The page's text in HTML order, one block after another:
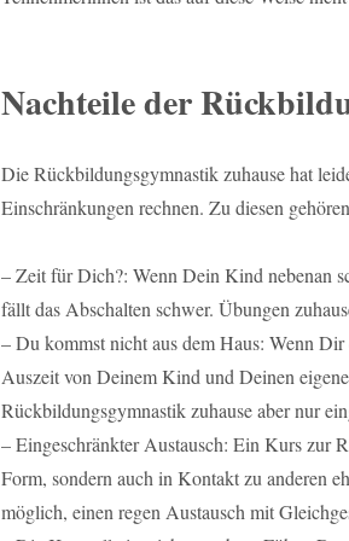
Nachteile der
Die Rückbildungsgymnastik zuhause hat
Einschränkungen rechnen. Zu diesen
– Zeit für Dich?: Wenn Dein Kind nebenan
fällt das Abschalten schwer. Übungen
– Du kommst nicht aus dem Haus: Wenn
Auszeit von Deinem Kind und Deinen
Rückbildungsgymnastik zuhause aber nur
– Eingeschränkter Austausch: Ein Kurs zur
Form, sondern auch in Kontakt zu anderen
möglich, einen regen Austausch mit